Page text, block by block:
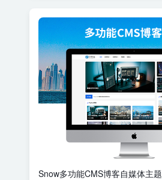
Snow多功能CMS博客自媒体主题